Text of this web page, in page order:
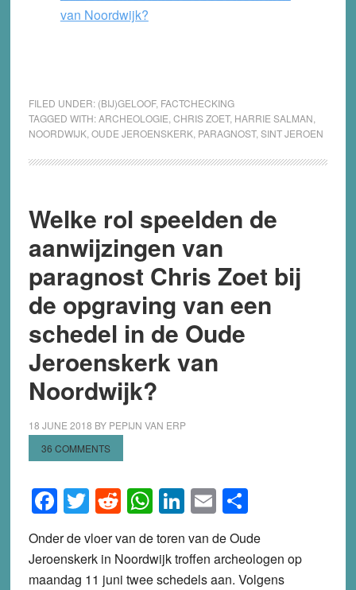
van Noordwijk?
FILED UNDER: (BIJ)GELOOF, FACTCHECKING
TAGGED WITH:ARCHEOLOGIE,CHRIS ZOET, HARRIE SALMAN,
NOORDWIJK,OUDE JEROENSKERK, PARAGNOST,SINT JEROEN
Welke rol speelden de
aanwijzingen van
paragnost Chris Zoet bij
de opgraving van een
schedel in de Oude
Jeroenskerk van
Noordwijk?
18 JUNE 2018 BY PEPIJN VAN ERP
36 COMMENTS
Facebook
Twitter
Reddit
WhatsApp
LinkedIn
EmailShare
Onder de vloer van de toren van de Oude
Jeroenskerk in Noordwijk troffen archeologen op
maandag 11 juni twee schedels aan. Volgens